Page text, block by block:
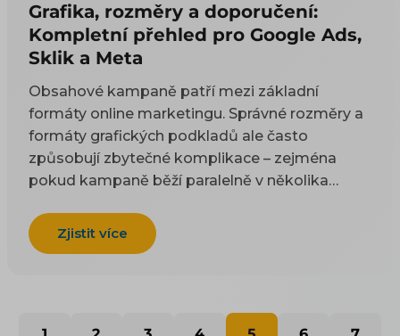
Grafika, rozměry a doporučení:
Kompletní přehled pro Google Ads,
Sklik a Meta
Obsahové kampaně patří mezi základní
formáty online marketingu. Správné rozměry a
formáty grafických podkladů ale často
způsobují zbytečné komplikace – zejména
pokud kampaně běží paralelně v několika
Zjistit více